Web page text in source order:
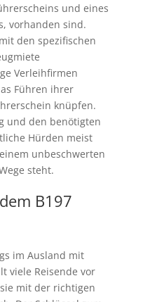
und eines
vorhanden sind.
den spezifischen
Verleihfirmen
Führen ihrer
knüpfen.
und den benötigten
Hürden meist
unbeschwerten
steht.
B197
im Ausland mit
viele Reisende vor
mit der richtigen